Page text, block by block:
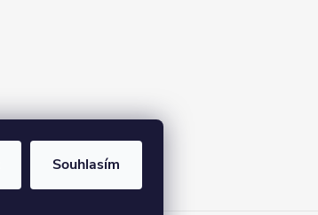
Souhlasím